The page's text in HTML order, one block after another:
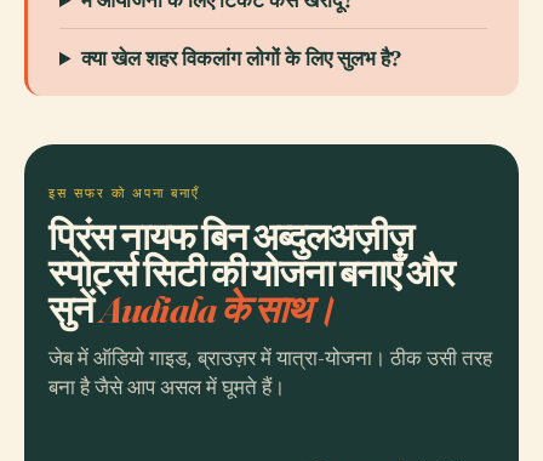
क्या खेल शहर विकलांग लोगों के लिए सुलभ है?
इस सफर को अपना बनाएँ
प्रिंस नायफ बिन अब्दुलअज़ीज़
स्पोर्ट्स सिटी की योजना बनाएँ और
सुनेंAudiala के साथ।
जेब में ऑडियो गाइड, ब्राउज़र में यात्रा-योजना। ठीक उसी तरह
बना है जैसे आप असल में घूमते हैं।